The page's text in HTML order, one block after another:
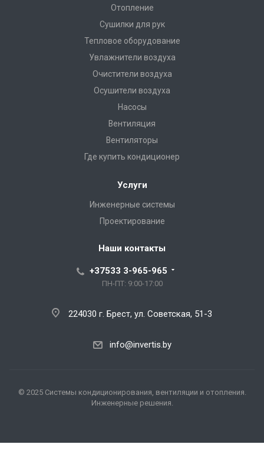
Отопление
Сушилки для рук
Тепловое оборудование
Увлажнители воздуха
Очистители воздуха
Осушители воздуха
Насосы
Вентиляция
Вентиляторы
Где купить кондиционер
Услуги
Инженерные системы
Проектирование
Наши контакты
+37533 3-965-965
ПН-ПТ: 9:00-17:00
224030 г. Брест, ул. Советская, 51-3
info@invertis.by
© 2025 Системы кондиционирования, вентиляции и отопления.
Инженерные решения.